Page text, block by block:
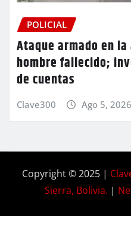
POLICIAL
Ataque armado en
hombre fallecido;
de cuentas
Clave300 Ago 5, 2026
Copyright © 2025 |
Sierra, Bolivia. |